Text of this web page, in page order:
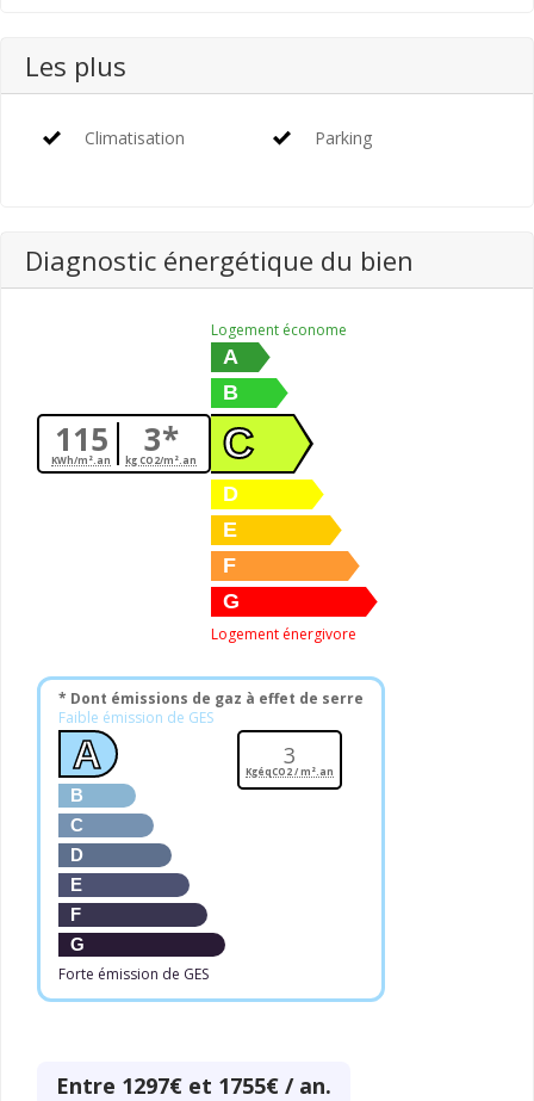
Les plus
Climatisation Parking
Diagnostic énergétique du bien
115
KWh/m².an 3*
kg CO2/m².an
Logement économe
A
B
C
D
E
F
G
Logement énergivore
* Dont émissions de gaz à effet de serre
Faible émission de GES
A
B
C
D
E
F
G
Forte émission de GES
3
KgéqCO2 / m².an
Entre 1297€ et 1755€ / an.